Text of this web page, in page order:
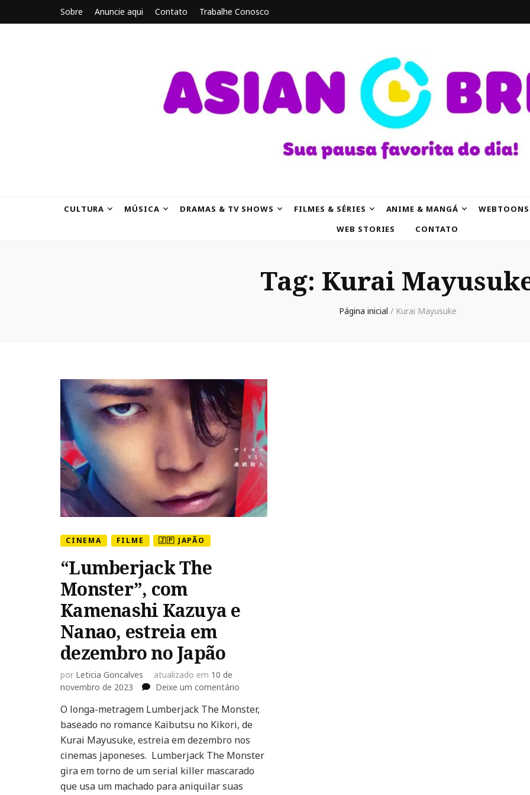
Sobre Anuncie aqui Contato Trabalhe Conosco
CULTURA MÚSICA DRAMAS & TV SHOWS FILMES & SÉRIES ANIME & MANGÁ
WEBTOONS
WEB STORIES
CONTATO
Tag: Kurai
Página inicial / Kurai Mayusuke
CINEMA FILME 🇯🇵 JAPÃO
“Lumberjack The
Monster”, com
Kamenashi Kazuya e
Nanao, estreia em
dezembro no Japão
por Leticia Goncalves atualizado em 10 de
novembro de 2023
Deixe um comentário
The
Monster”,
com
Kazuya
e
Nanao,
O longa-metragem Lumberjack The Monster,
baseado no romance Kaibutsu no Kikori, de
Kurai Mayusuke, estreia em dezembro nos
cinemas japoneses. Lumberjack The Monster
gira em torno de um serial killer mascarado
que usa um machado para aniquilar suas